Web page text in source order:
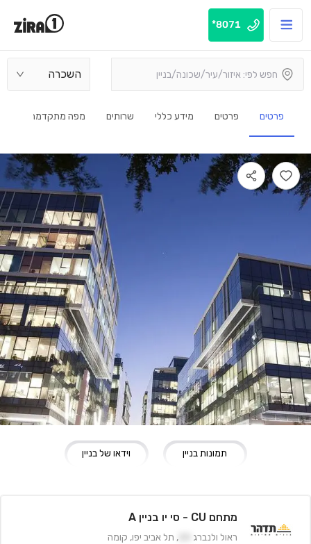
8071*
השכרה
פרטים פרטים מידע כללי שרותים מפה מתקדמת
תמונות בניין וידאו של בניין
מתחם CU - סי יו בניין A
ראול ולנברג , תל אביב יפו, קומה